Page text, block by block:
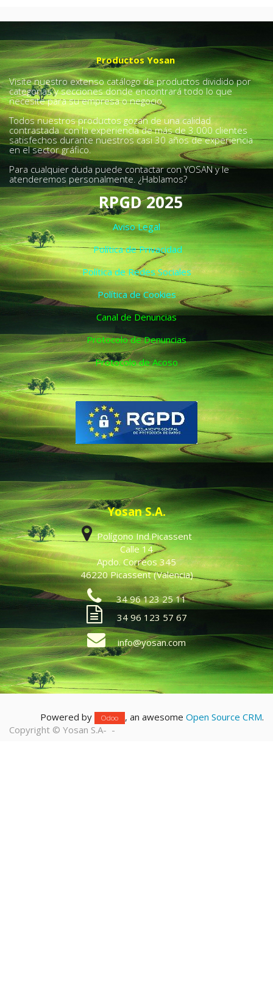
Productos Yosan
Visite nuestro extenso catálogo de productos dividido por
categorías y secciones donde encontrará todo lo que
necesite para su empresa o negocio.
Todos nuestros productos gozan de una calidad
contrastada con la experiencia de más de 3.000 clientes
satisfechos durante nuestros casi 30 años de experiencia
en el sector gráfico.
Para cualquier duda puede contactar con YOSAN y le
atenderemos personalmente. ¿Hablamos?
RPGD 2025
Aviso Legal
Política de Privacidad
Política de Redes Sociales
Política de Cookies
Canal de Denuncias
Protocolo de Denuncias
Protocolo de Acoso
Yosan S.A.
Polígono Ind.Picassent
Calle 14
Apdo. Correos 345
46220 Picassent (Valencia)
34 96 123 25 11
34 96 123 57 67
info@yosan.com
Powered by Odoo , an awesome Open Source CRM.
Copyright © Yosan S.A- -